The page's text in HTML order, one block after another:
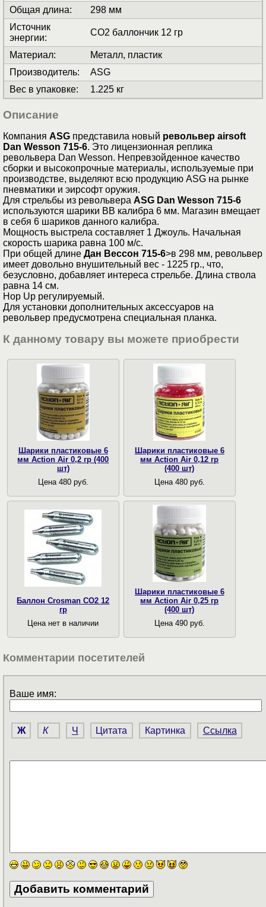
Общая длина:
298 мм
Источник
энергии:
СО2 баллончик 12 гр
Материал:
Металл, пластик
Производитель:
ASG
Вес в упаковке: 1.225 кг
Описание
Компания ASG представила новый револьвер airsoft
Dan Wesson 715-6. Это лицензионная реплика
револьвера Dan Wesson. Непревзойденное качество
сборки и высокопрочные материалы, используемые при
производстве, выделяют всю продукцию ASG на рынке
пневматики и эирсофт оружия.
Для стрельбы из револьвера ASG Dan Wesson 715-6
используются шарики ВВ калибра 6 мм. Магазин вмещает
в себя 6 шариков данного калибра.
Мощность выстрела составляет 1 Джоуль. Начальная
скорость шарика равна 100 м/с.
При общей длине Дан Вессон 715-6>в 298 мм, револьвер
имеет довольно внушительный вес - 1225 гр., что,
безусловно, добавляет интереса стрельбе. Длина ствола
равна 14 см.
Hop Up регулируемый.
Для установки дополнительных аксессуаров на
револьвер предусмотрена специальная планка.
К данному товару вы можете приобрести
Шарики пластиковые 6
мм Action Air 0,2 гр (400
шт)
Цена 480 руб.
Шарики пластиковые 6
мм Action Air 0,12 гр
(400 шт)
Цена 480 руб.
Баллон Crosman CO2 12
гр
Цена нет в наличии
Шарики пластиковые 6
мм Action Air 0,25 гр
(400 шт)
Цена 490 руб.
Комментарии посетителей
Ваше имя:
Ж К Ч Цитата Картинка Ссылка